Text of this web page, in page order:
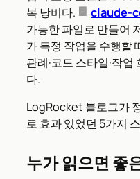
복 낭비다.
claude-
가능한 파일로 만들어
가 특정 작업을 수행할
관례·코드 스타일·작
다.
LogRocket 블로그가
로 효과 있었던 5가지
누가 읽으면 좋